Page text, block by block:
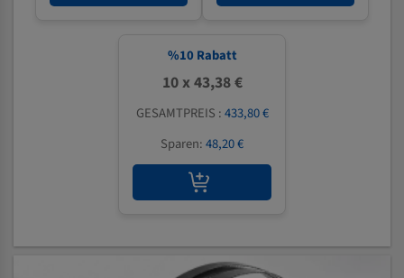
%10 Rabatt
10 x 43,38 €
GESAMTPREIS :433,80 €
Sparen:48,20 €